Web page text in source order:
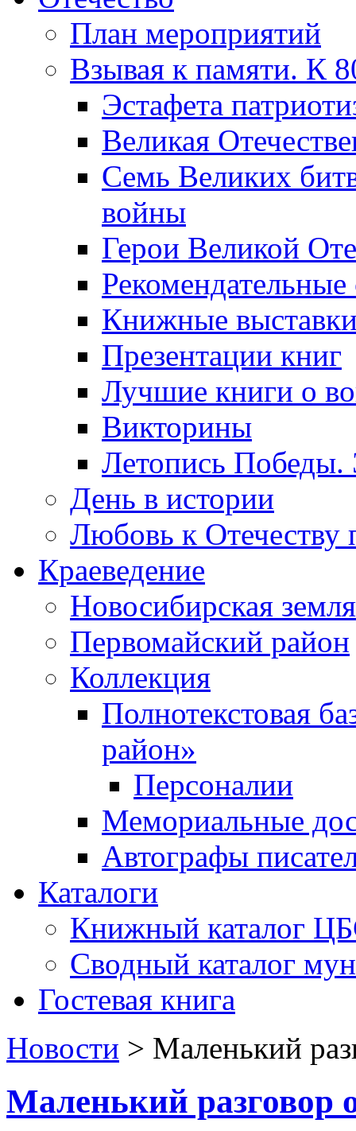
План мероприятий
Взывая к памяти. К
Эcтафета
Великая
Семь Великих
войны
Герои Великой
Рекомендательные
Книжные
Презентации книг
Лучшие книги о
Викторины
Летопись Победы.
День в истории
Любовь к Отечеству
Краеведение
Новосибирская земля
Первомайский район
Коллекция
Полнотекстовая
район»
Персоналии
Мемориальные
Автографы
Каталоги
Книжный каталог
Сводный каталог
Гостевая книга
Новости > Маленький
Маленький разговор